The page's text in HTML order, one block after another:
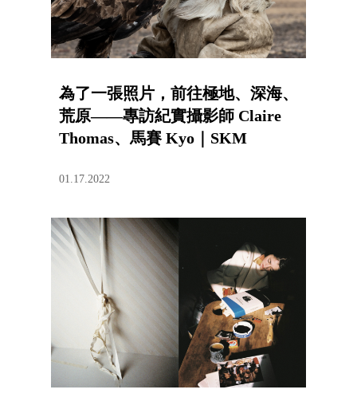
為了一張照片，前往極地、深海、
荒原——專訪紀實攝影師 Claire
Thomas、馬賽 Kyo｜SKM
01.17.2022